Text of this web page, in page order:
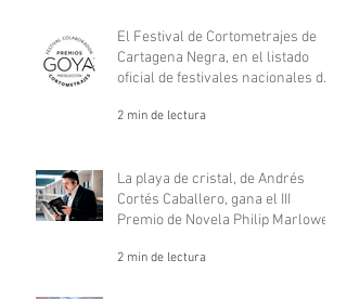
El Festival de Cortometrajes de
Cartagena Negra, en el listado
oficial de festivales nacionales de
2 min de lectura
La playa de cristal, de Andrés
Cortés Caballero, gana el III
Premio de Novela Philip Marlowe
2 min de lectura